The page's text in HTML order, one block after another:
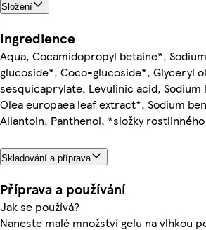
Složení
Ingredience
Aqua, Cocamidopropyl betaine*,
glucoside*, Coco-glucoside*, Glyceryl
sesquicaprylate, Levulinic acid,
Olea europaea leaf extract*, Sodium
Allantoin, Panthenol, *složky
Skladování a příprava
Příprava a používání
Jak se používá?
Naneste malé množství gelu na vlhkou